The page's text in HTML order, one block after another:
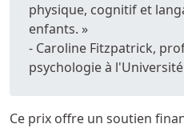
physique, cognitif et
enfants. »
- Caroline Fitzpatrick,
psychologie à
Ce prix offre un soutien